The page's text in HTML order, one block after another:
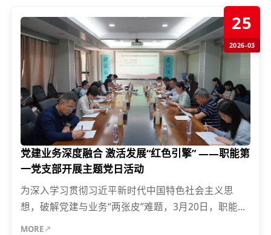
党建业务深度融合 激活发展“红色引擎” ——职能第
一党支部开展主题党日活动
为深入学习贯彻习近平新时代中国特色社会主义思
想，破解党建与业务“两张皮”难题，3月20日，职能第
一党支部以“党建引领强业务、深度融合促发展”为主题
MORE
25
2026-03